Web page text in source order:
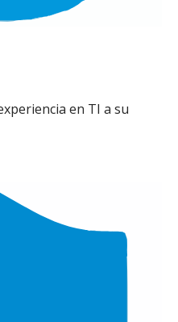
en TI a su